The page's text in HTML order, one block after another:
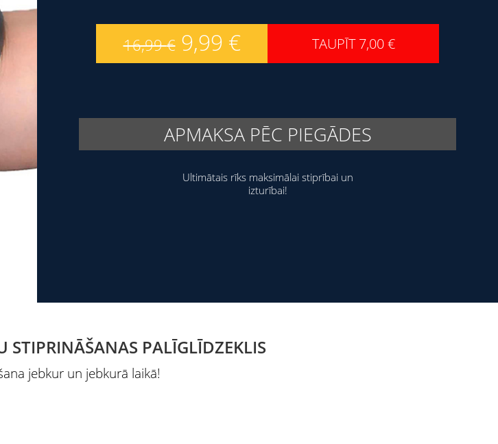
16,99€ 9,99 € TAUPĪT7,00€
APMAKSA PĒC PIEGĀDES
Ultimātais rīks maksimālai stiprībai un
izturībai!
STIPRINĀŠANAS PALĪGLĪDZEKLIS
jebkur un jebkurā laikā!